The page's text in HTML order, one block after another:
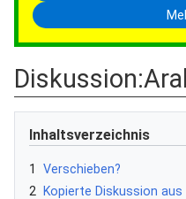
Diskussion:
Inhaltsverzeichnis
1
Verschieben?
2
Kopierte Diskussion aus